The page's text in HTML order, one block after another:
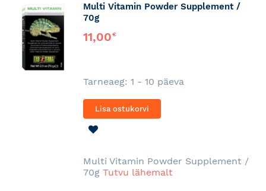
Multi Vitamin Powder Supplement /
70g
11,00€
Tarneaeg: 1 - 10 päeva
Lisa ostukorvi
Multi Vitamin Powder Supplement /
70g Tutvu lähemalt